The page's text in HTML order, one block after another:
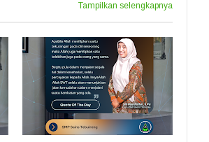
Tampilkan selengkapnya